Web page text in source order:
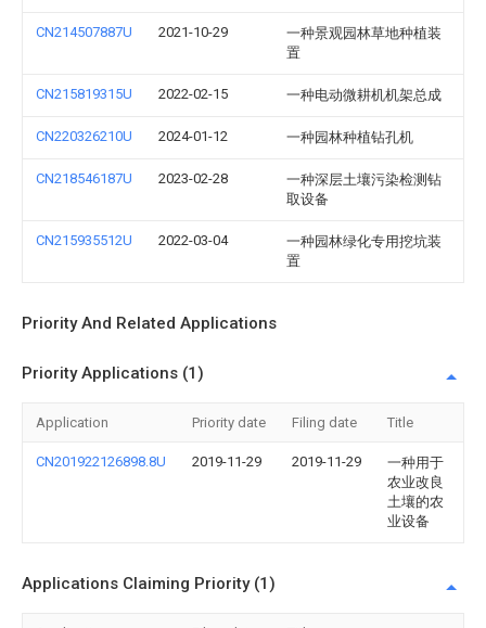
CN214507887U 2021-10-29
一种景观园林草地种植装
置
CN215819315U 2022-02-15 一种电动微耕机机架总成
CN220326210U 2024-01-12 一种园林种植钻孔机
CN218546187U 2023-02-28
一种深层土壤污染检测钻
取设备
CN215935512U 2022-03-04
一种园林绿化专用挖坑装
置
Priority And Related Applications
Priority Applications (1)
Application Priority date Filing date Title
CN201922126898.8U 2019-11-29 2019-11-29
一种用于
农业改良
土壤的农
业设备
Applications Claiming Priority (1)